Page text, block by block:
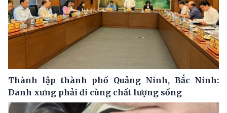
Thành lập thành phố Quảng Ninh, Bắc Ninh:
Danh xưng phải đi cùng chất lượng sống